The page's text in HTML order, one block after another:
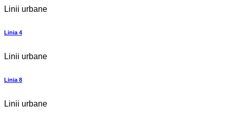
Linii urbane
Linia 4
Linii urbane
Linia 8
Linii urbane